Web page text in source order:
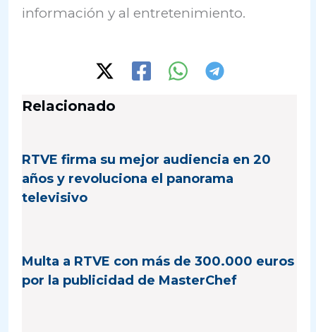
información y al entretenimiento.
Relacionado
RTVE firma su mejor audiencia en 20
años y revoluciona el panorama
televisivo
Multa a RTVE con más de 300.000 euros
por la publicidad de MasterChef